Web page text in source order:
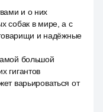
и о них
собак в мире, а с
и надёжные
большой
гигантов
варьироваться от